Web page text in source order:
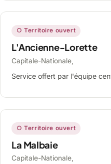
○ Territoire ouvert
L'Ancienne-Lorette
Capitale-Nationale,
Service offert par l'équipe
○ Territoire ouvert
La Malbaie
Capitale-Nationale,